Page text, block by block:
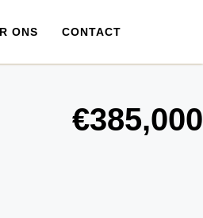
ONS CONTACT
€385,000